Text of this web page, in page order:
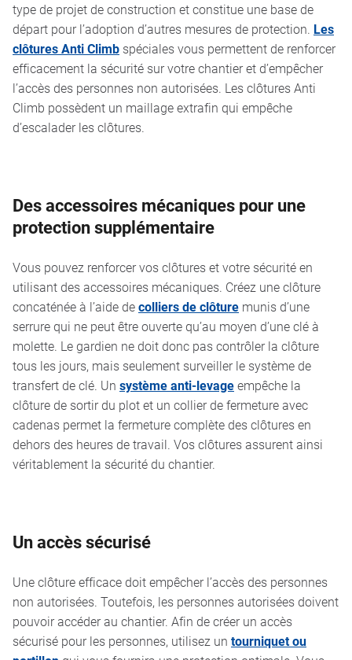
type de projet de construction et constitue une base de
départ pour l’adoption d’autres mesures de protection. Les
clôtures Anti Climb spéciales vous permettent de renforcer
efficacement la sécurité sur votre chantier et d’empêcher
l’accès des personnes non autorisées. Les clôtures Anti
Climb possèdent un maillage extrafin qui empêche
d’escalader les clôtures.
Des accessoires mécaniques pour une
protection supplémentaire
Vous pouvez renforcer vos clôtures et votre sécurité en
utilisant des accessoires mécaniques. Créez une clôture
concaténée à l’aide decolliers de clôture munis d’une
serrure qui ne peut être ouverte qu’au moyen d’une clé à
molette. Le gardien ne doit donc pas contrôler la clôture
tous les jours, mais seulement surveiller le système de
transfert de clé. Un système anti-levageempêche la
clôture de sortir du plot et un collier de fermeture avec
cadenas permet la fermeture complète des clôtures en
dehors des heures de travail. Vos clôtures assurent ainsi
véritablement la sécurité du chantier.
Un accès sécurisé
Une clôture efficace doit empêcher l’accès des personnes
non autorisées. Toutefois, les personnes autorisées doivent
pouvoir accéder au chantier. Afin de créer un accès
sécurisé pour les personnes, utilisez un tourniquet ou